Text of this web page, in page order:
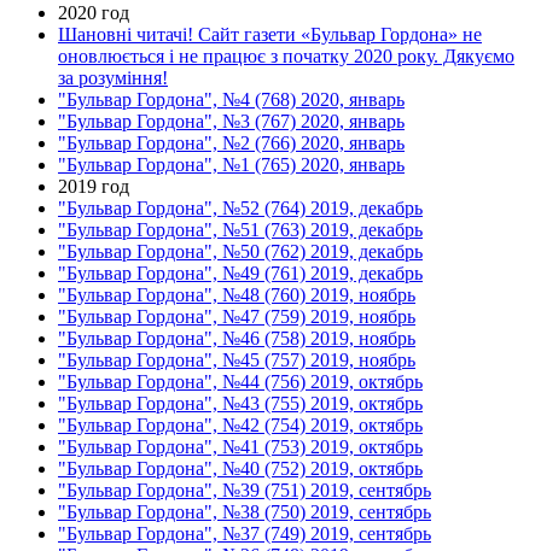
2020 год
Шановні читачі! Сайт газети «Бульвар Гордона» не
оновлюється і не працює з початку 2020 року. Дякуємо
за розуміння!
"Бульвар Гордона", №4 (768) 2020, январь
"Бульвар Гордона", №3 (767) 2020, январь
"Бульвар Гордона", №2 (766) 2020, январь
"Бульвар Гордона", №1 (765) 2020, январь
2019 год
"Бульвар Гордона", №52 (764) 2019, декабрь
"Бульвар Гордона", №51 (763) 2019, декабрь
"Бульвар Гордона", №50 (762) 2019, декабрь
"Бульвар Гордона", №49 (761) 2019, декабрь
"Бульвар Гордона", №48 (760) 2019, ноябрь
"Бульвар Гордона", №47 (759) 2019, ноябрь
"Бульвар Гордона", №46 (758) 2019, ноябрь
"Бульвар Гордона", №45 (757) 2019, ноябрь
"Бульвар Гордона", №44 (756) 2019, октябрь
"Бульвар Гордона", №43 (755) 2019, октябрь
"Бульвар Гордона", №42 (754) 2019, октябрь
"Бульвар Гордона", №41 (753) 2019, октябрь
"Бульвар Гордона", №40 (752) 2019, октябрь
"Бульвар Гордона", №39 (751) 2019, сентябрь
"Бульвар Гордона", №38 (750) 2019, сентябрь
"Бульвар Гордона", №37 (749) 2019, сентябрь